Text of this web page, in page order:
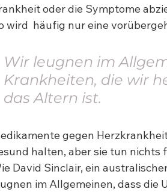
oder die Symptome
wird  häufig nur eine
Wir leugnen im
Krankheiten, die wir
das Altern ist.
gegen
halten, aber sie tun nichts
David Sinclair, ein
im Allgemeinen, dass die